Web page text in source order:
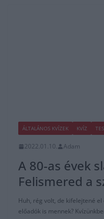
ÁLTALÁNOS KVÍZEK KVÍZ
2022.01.10. Adam
A 80-as évek
Felismered a
Huh, rég volt, de kifelejtené el
előadók is mennek?